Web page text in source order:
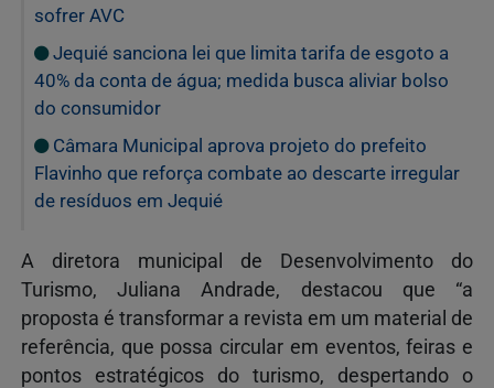
sofrer AVC
Jequié sanciona lei que limita tarifa de esgoto a
40% da conta de água; medida busca aliviar bolso
do consumidor
Câmara Municipal aprova projeto do prefeito
Flavinho que reforça combate ao descarte irregular
de resíduos em Jequié
A diretora municipal de Desenvolvimento do
Turismo, Juliana Andrade, destacou que “a
proposta é transformar a revista em um material de
referência, que possa circular em eventos, feiras e
pontos estratégicos do turismo, despertando o